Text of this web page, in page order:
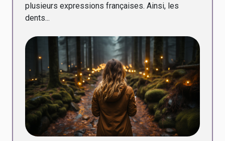
plusieurs expressions françaises. Ainsi, les
dents...